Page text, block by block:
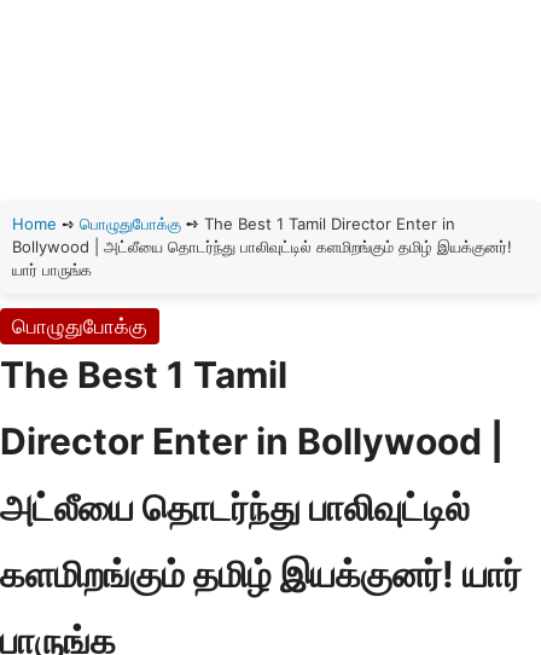
Home ➺ பொழுதுபோக்கு ➺ The Best 1 Tamil Director Enter in
Bollywood | அட்லீயை தொடர்ந்து பாலிவுட்டில் களமிறங்கும் தமிழ் இயக்குனர்!
யார் பாருங்க
பொழுதுபோக்கு
The Best 1 Tamil
Director Enter in Bollywood |
அட்லீயை தொடர்ந்து பாலிவுட்டில்
களமிறங்கும் தமிழ் இயக்குனர்! யார்
பாருங்க